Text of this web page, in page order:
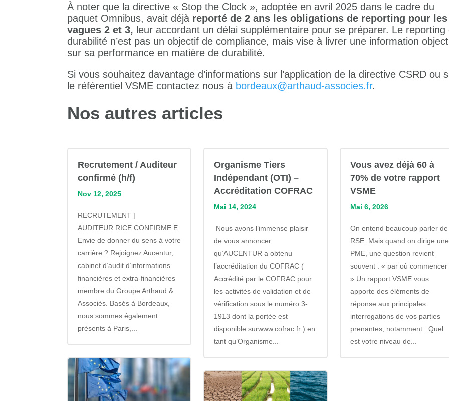
À noter que la directive « Stop the Clock », adoptée en avril 2025 dans le cadre du
paquet Omnibus, avait déjà reporté de 2 ans les obligations de reporting pour les
vagues 2 et 3, leur accordant un délai supplémentaire pour se préparer. Le reporting
durabilité n’est pas un objectif de compliance, mais vise à livrer une information
sur sa performance en matière de durabilité.
Si vous souhaitez davantage d’informations sur l’application de la directive CSRD ou
le référentiel VSME contactez nous à bordeaux@arthaud-associes.fr.
Nos autres articles
Recrutement / Auditeur
confirmé (h/f)
Nov 12, 2025
RECRUTEMENT |
AUDITEUR.RICE CONFIRME.E
Envie de donner du sens à votre
carrière ? Rejoignez Aucentur,
cabinet d’audit d’informations
financières et extra-financières
membre du Groupe Arthaud &
Associés. Basés à Bordeaux,
nous sommes également
présents à Paris,...
Organisme Tiers
Indépendant (OTI) –
Accréditation COFRAC
Mai 14, 2024
Nous avons l’immense plaisir
de vous annoncer
qu’AUCENTUR a obtenu
l’accréditation du COFRAC (
Accrédité par le COFRAC pour
les activités de validation et de
vérification sous le numéro 3-
1913 dont la portée est
disponible surwww.cofrac.fr ) en
tant qu’Organisme...
Vous avez déjà 60 à
70% de votre rapport
VSME
Mai 6, 2026
On entend beaucoup parler de
RSE. Mais quand on dirige une
PME, une question revient
souvent : « par où commencer
» Un rapport VSME vous
apporte des éléments de
réponse aux principales
interrogations de vos parties
prenantes, notamment : Quel
est votre niveau de...